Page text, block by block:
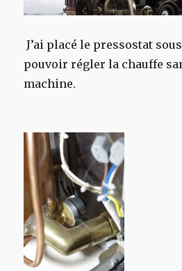
J’ai placé le pressostat
pouvoir régler la chauffe
machine.